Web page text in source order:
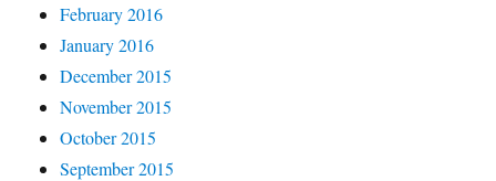
February 2016
January 2016
December 2015
November 2015
October 2015
September 2015